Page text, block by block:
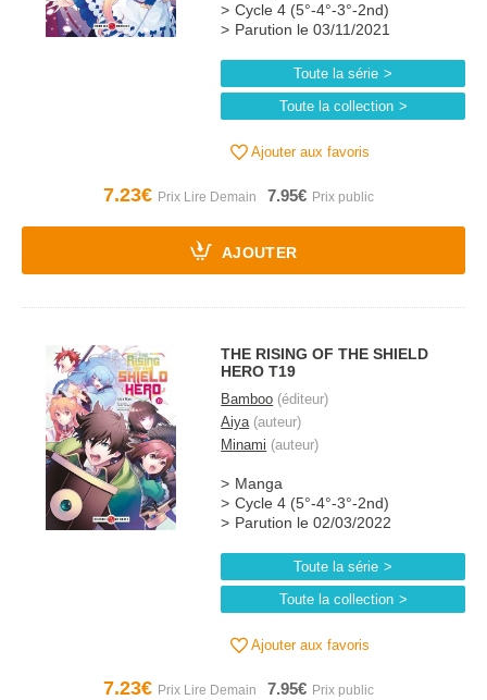
Cycle 4 (5°-4°-3°-2nd)
Parution le 03/11/2021
Toute la série
Toute la collection
Ajouter aux favoris
7.23€ 7.95€
AJOUTER
THE RISING OF THE SHIELD
HERO T19
Bamboo (éditeur)
Aiya(auteur)
Minami (auteur)
Manga
Cycle 4 (5°-4°-3°-2nd)
Parution le 02/03/2022
Toute la série
Toute la collection
Ajouter aux favoris
7.23€ 7.95€